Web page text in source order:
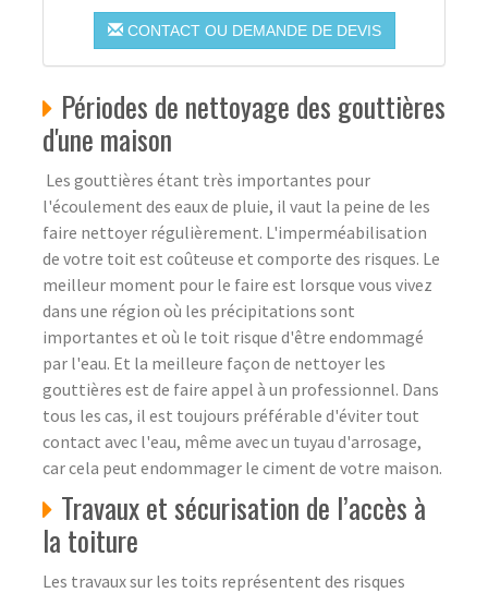
CONTACT OU DEMANDE DE DEVIS
Périodes de nettoyage des gouttières
d'une maison
Les gouttières étant très importantes pour
l'écoulement des eaux de pluie, il vaut la peine de les
faire nettoyer régulièrement. L'imperméabilisation
de votre toit est coûteuse et comporte des risques. Le
meilleur moment pour le faire est lorsque vous vivez
dans une région où les précipitations sont
importantes et où le toit risque d'être endommagé
par l'eau. Et la meilleure façon de nettoyer les
gouttières est de faire appel à un professionnel. Dans
tous les cas, il est toujours préférable d'éviter tout
contact avec l'eau, même avec un tuyau d'arrosage,
car cela peut endommager le ciment de votre maison.
Travaux et sécurisation de l’accès à
la toiture
Les travaux sur les toits représentent des risques